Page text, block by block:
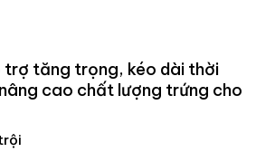
trợ tăng trọng, kéo dài thời
cao chất lượng trứng cho